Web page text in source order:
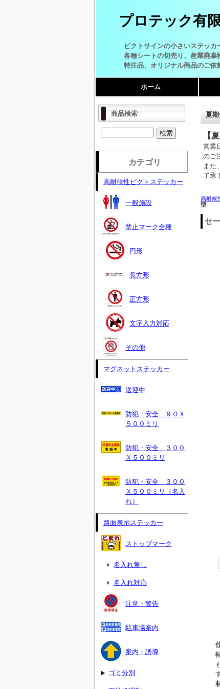
プロテック有
ピクトサインの小さいステッカ
各種シートの切売り、産業廃棄
特注品、オリジナル商品のご依
ホーム
夏
【
営業
のご
また
了承
高耐候
型
セ
商品検索
カテゴリ
高耐候性ピクトステッカー
一般施設
禁止マーク全種
円形
長方形
正方形
文字入力対応
その他
マグネットステッカー
送迎中
防犯・安全 ９０Ｘ
５００ミリ
防犯・安全 ３００
Ｘ５００ミリ
防犯・安全 ３００
Ｘ５００ミリ（名入
れ）
路面表示ステッカー
ストップマーク
名入れ無し
名入れ対応
注意・警告
駐車場案内
案内・誘導
ゴミ分別